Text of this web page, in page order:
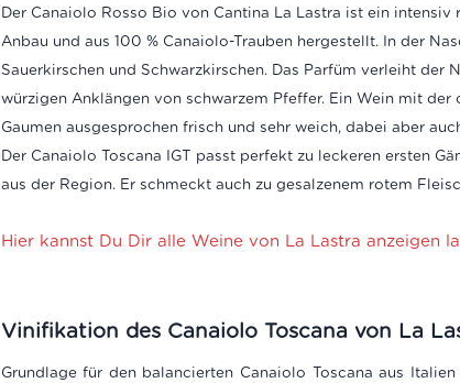
Der Canaiolo Rosso Bio von Cantina La Lastra ist ein
Anbau und aus 100 % Canaiolo-Trauben hergestellt. In der
Sauerkirschen und Schwarzkirschen. Das Parfüm verleiht
würzigen Anklängen von schwarzem Pfeffer. Ein Wein mit
Gaumen ausgesprochen frisch und sehr weich, dabei aber
Der Canaiolo Toscana IGT passt perfekt zu leckeren ersten
aus der Region. Er schmeckt auch zu gesalzenem rotem
Hier kannst Du Dir alle Weine von La Lastra anzeigen
Vinifikation des Canaiolo Toscana von La
Grundlage für den balancierten Canaiolo Toscana aus